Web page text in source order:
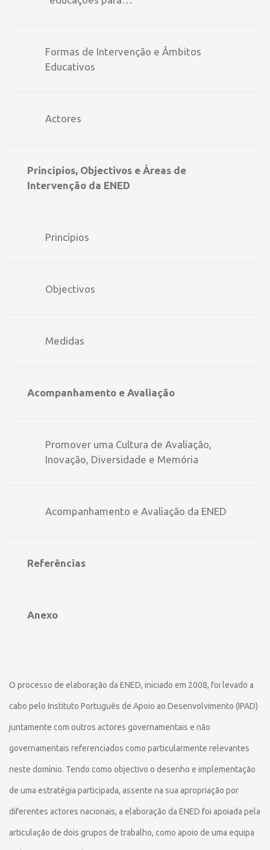
Formas de Intervenção e Âmbitos
Educativos
Actores
Princípios, Objectivos e Áreas de
Intervenção da ENED
Princípios
Objectivos
Medidas
Acompanhamento e Avaliação
Promover uma Cultura de Avaliação,
Inovação, Diversidade e Memória
Acompanhamento e Avaliação da ENED
Referências
Anexo
O processo de elaboração da ENED, iniciado em 2008, foi levado a
cabo pelo Instituto Português de Apoio ao Desenvolvimento (IPAD)
juntamente com outros actores governamentais e não
governamentais referenciados como particularmente relevantes
neste domínio. Tendo como objectivo o desenho e implementação
de uma estratégia participada, assente na sua apropriação por
diferentes actores nacionais, a elaboração da ENED foi apoiada pela
articulação de dois grupos de trabalho, como apoio de uma equipa